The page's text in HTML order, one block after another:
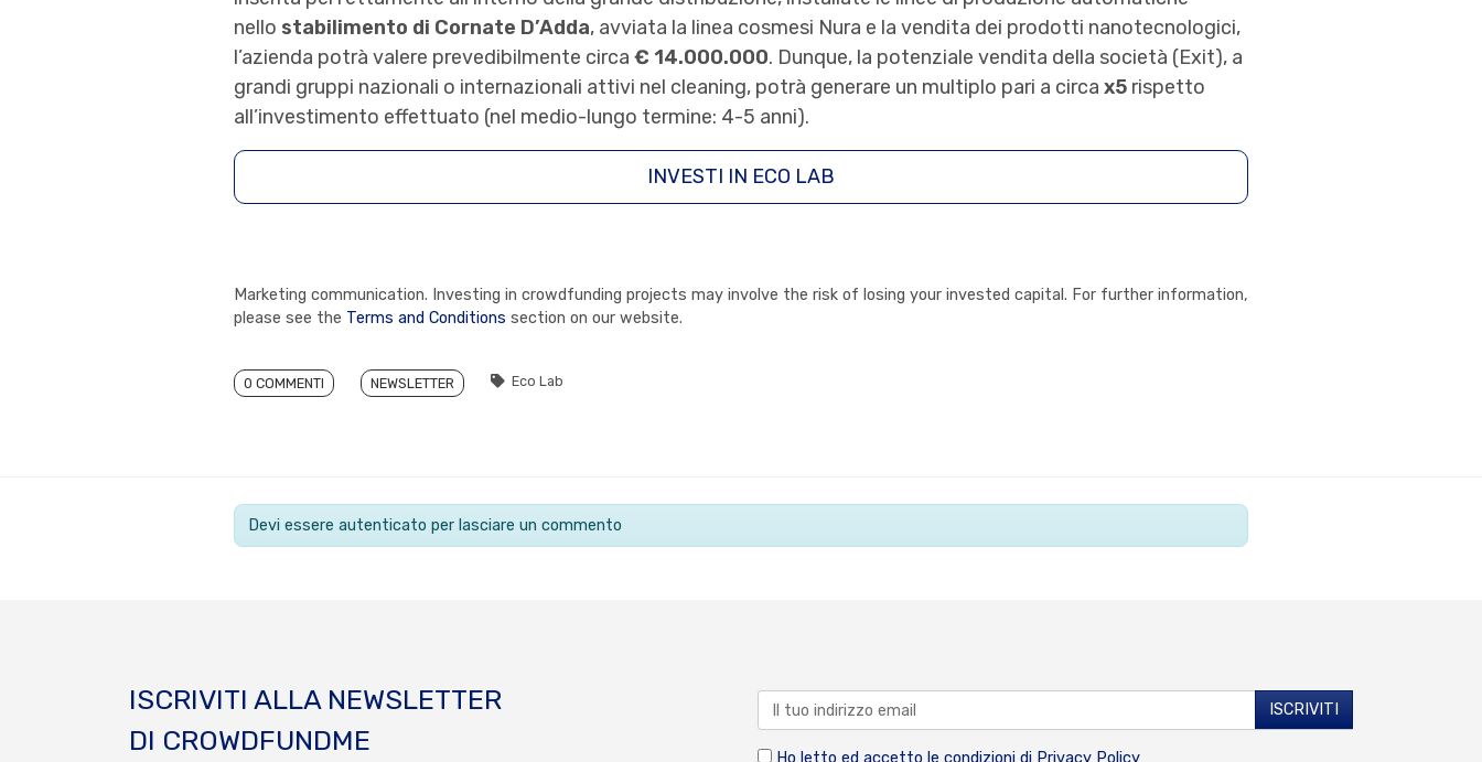
nello stabilimento di Cornate D’Adda, avviata la linea cosmesi Nura e la vendita dei prodotti nanotecnologici,
l’azienda potrà valere prevedibilmente circa € 14.000.000. Dunque, la potenziale vendita della società (Exit), a
grandi gruppi nazionali o internazionali attivi nel cleaning, potrà generare un multiplo pari a circa x5 rispetto
all’investimento effettuato (nel medio-lungo termine: 4-5 anni).
INVESTI IN ECO LAB
Marketing communication. Investing in crowdfunding projects may involve the risk of losing your invested capital. For further information,
please see the Terms and Conditions section on our website.
0 COMMENTI NEWSLETTER Eco Lab
Devi essere autenticato per lasciare un commento
ISCRIVITI ALLA NEWSLETTER
DI CROWDFUNDME
Ho letto ed accetto le condizioni di Privacy Policy